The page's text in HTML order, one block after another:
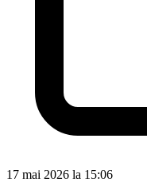
17 mai 2026 la 15:06